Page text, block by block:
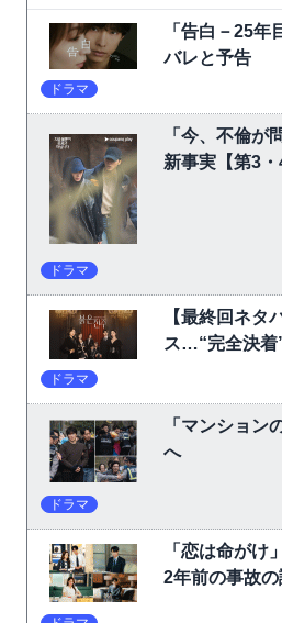
「告白－25
バレと予告
ドラマ
「今、不倫
新事実【第3・
ドラマ
【最終回ネタ
ス…“完全決着
ドラマ
「マンショ
へ
ドラマ
「恋は命がけ
2年前の事故の